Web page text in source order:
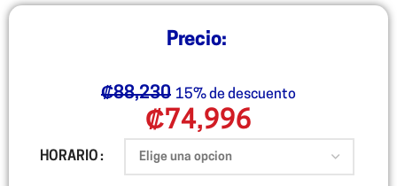
₡88,230 15% de descuento
₡74,996
HORARIO